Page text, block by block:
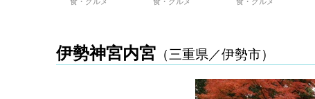
PROGRAM」が青
森・群馬・沖縄で始
動。6種類を飲んで実
ルラウンジまで！
伊勢神宮内宮（三重県／伊勢市）